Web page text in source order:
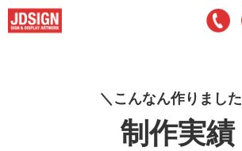
こんなん作り ま した
制作実績